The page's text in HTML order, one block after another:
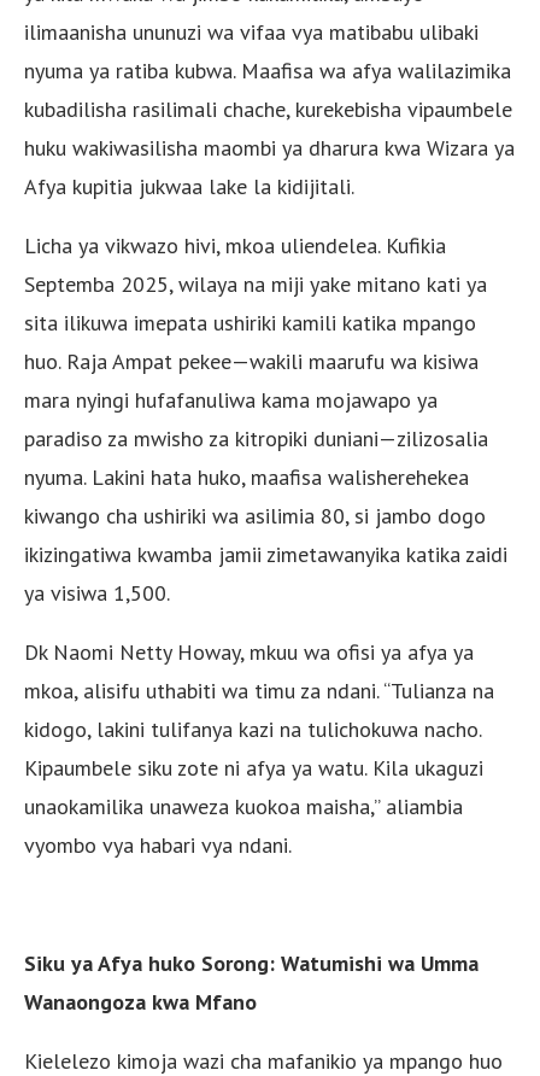
ilimaanisha ununuzi wa vifaa vya matibabu ulibaki
nyuma ya ratiba kubwa. Maafisa wa afya walilazimika
kubadilisha rasilimali chache, kurekebisha vipaumbele
huku wakiwasilisha maombi ya dharura kwa Wizara ya
Afya kupitia jukwaa lake la kidijitali.
Licha ya vikwazo hivi, mkoa uliendelea. Kufikia
Septemba 2025, wilaya na miji yake mitano kati ya
sita ilikuwa imepata ushiriki kamili katika mpango
huo. Raja Ampat pekee—wakili maarufu wa kisiwa
mara nyingi hufafanuliwa kama mojawapo ya
paradiso za mwisho za kitropiki duniani—zilizosalia
nyuma. Lakini hata huko, maafisa walisherehekea
kiwango cha ushiriki wa asilimia 80, si jambo dogo
ikizingatiwa kwamba jamii zimetawanyika katika zaidi
ya visiwa 1,500.
Dk Naomi Netty Howay, mkuu wa ofisi ya afya ya
mkoa, alisifu uthabiti wa timu za ndani. “Tulianza na
kidogo, lakini tulifanya kazi na tulichokuwa nacho.
Kipaumbele siku zote ni afya ya watu. Kila ukaguzi
unaokamilika unaweza kuokoa maisha,” aliambia
vyombo vya habari vya ndani.
Siku ya Afya huko Sorong: Watumishi wa Umma
Wanaongoza kwa Mfano
Kielelezo kimoja wazi cha mafanikio ya mpango huo